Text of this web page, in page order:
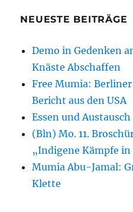
NEUESTE BEITRÄGE
Demo in Gedenken
Knäste Abschaffen
Free Mumia:
Bericht aus den USA
Essen und
(Bln) Mo. 11.
„Indigene Kämpfe in
Mumia Abu-Jamal:
Klette